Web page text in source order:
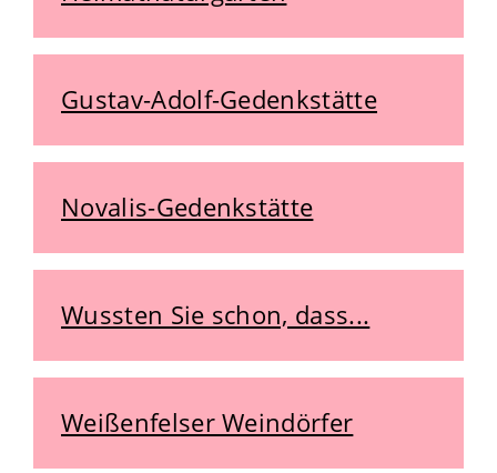
Gustav-Adolf-Gedenkstätte
Novalis-Gedenkstätte
Wussten Sie schon, dass...
Weißenfelser Weindörfer